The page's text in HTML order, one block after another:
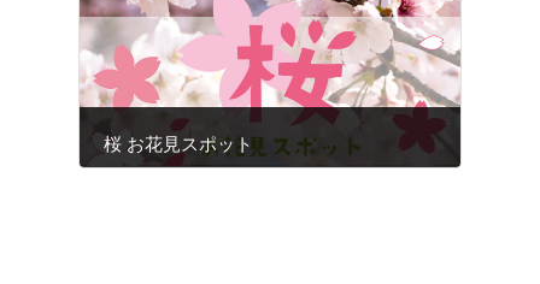
桜 お花見スポット